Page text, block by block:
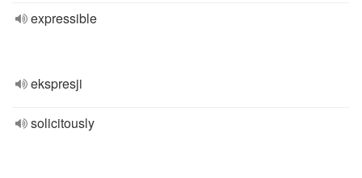
expressible
ekspresji
solicitously